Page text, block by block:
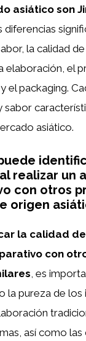
asiático son
diferencias
la calidad
elaboración, el
el packaging.
asiático.
realizar un
con otros
origen
la calidad
con
, es
la pureza de los
así como las